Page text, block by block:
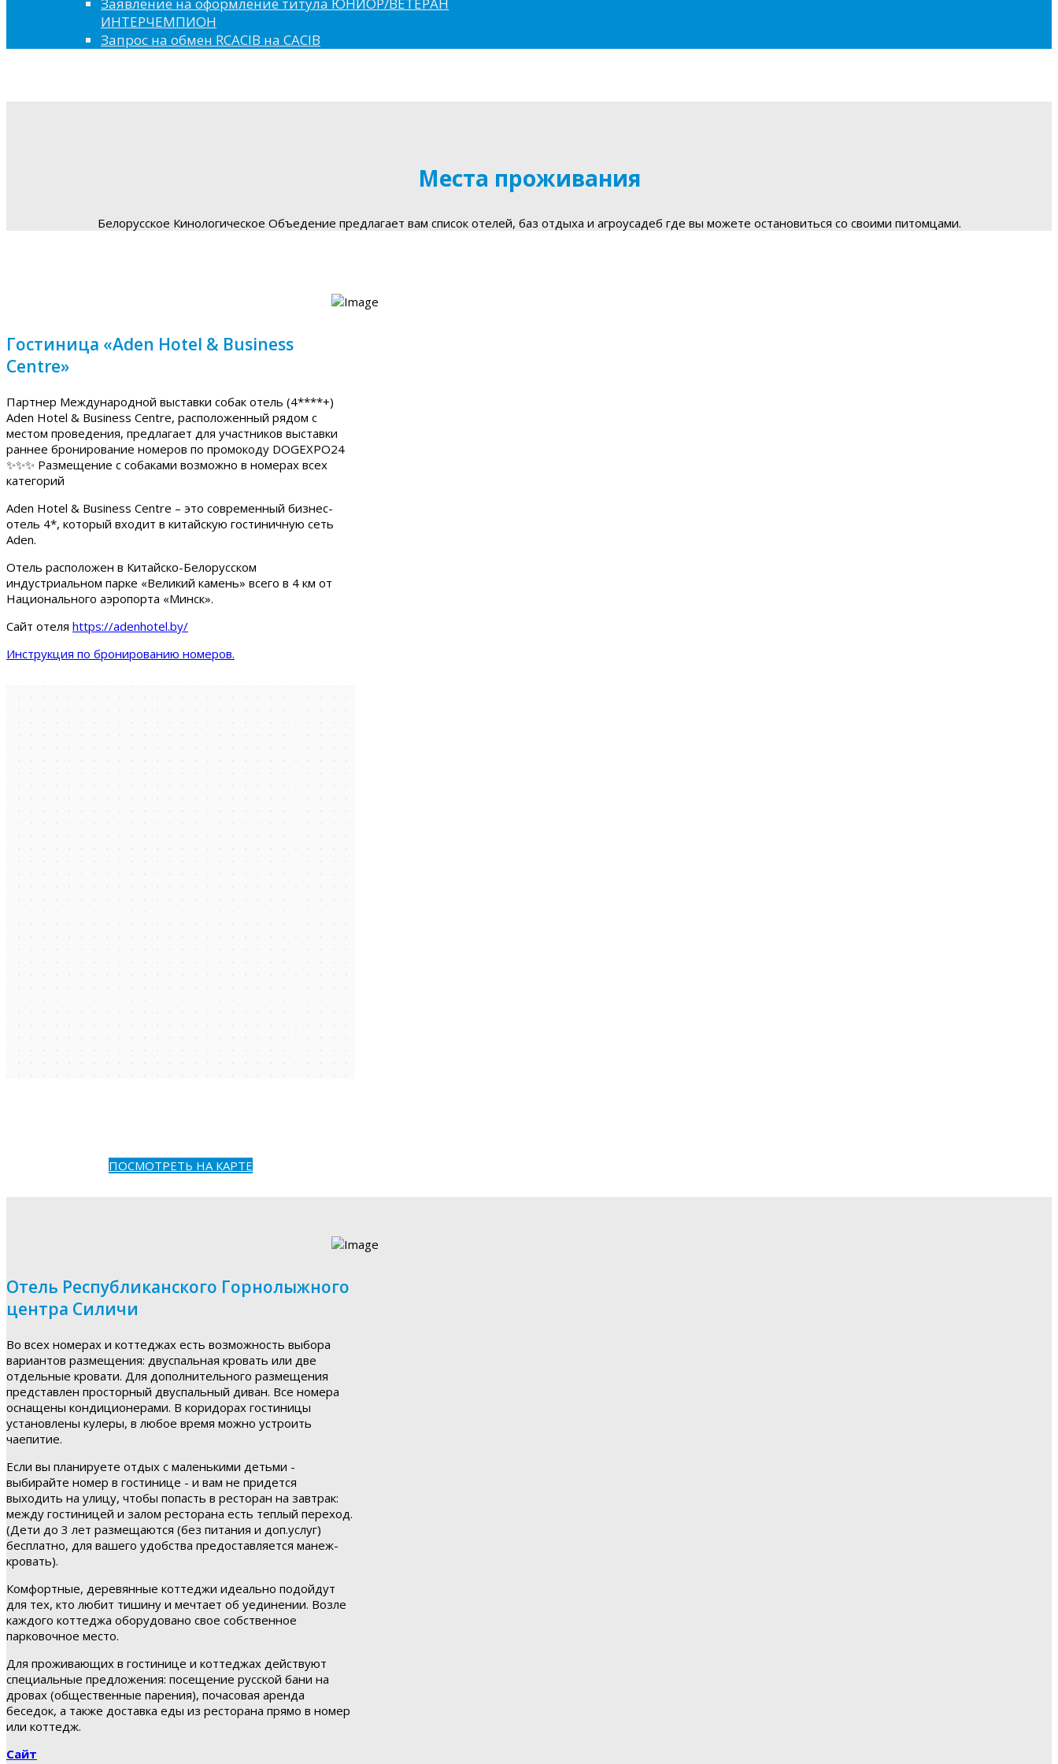
ИНТЕРЧЕМПИОН
Запрос на обмен RCACIB на CACIB
Места проживания
Белорусское Кинологическое Объедение предлагает вам список отелей, баз отдыха и агроусадеб где вы можете остановиться со своими питомцами.
Гостиница «Aden Hotel & Business
Centre»
Партнер Международной выставки собак отель (4****+)
Aden Hotel & Business Centre, расположенный рядом с
местом проведения, предлагает для участников выставки
раннее бронирование номеров по промокоду DOGEXPO24
✨✨✨ Размещение с собаками возможно в номерах всех
категорий
Aden Hotel & Business Centre – это современный бизнес-
отель 4*, который входит в китайскую гостиничную сеть
Aden.
Отель расположен в Китайско-Белорусском
индустриальном парке «Великий камень» всего в 4 км от
Национального аэропорта «Минск».
Сайт отеля https://adenhotel.by/
Инструкция по бронированию номеров.
ПОСМОТРЕТЬ НА КАРТЕ
Отель Республиканского Горнолыжного
центра Силичи
Во всех номерах и коттеджах есть возможность выбора
вариантов размещения: двуспальная кровать или две
отдельные кровати. Для дополнительного размещения
представлен просторный двуспальный диван. Все номера
оснащены кондиционерами. В коридорах гостиницы
установлены кулеры, в любое время можно устроить
чаепитие.
Если вы планируете отдых с маленькими детьми -
выбирайте номер в гостинице - и вам не придется
выходить на улицу, чтобы попасть в ресторан на завтрак:
между гостиницей и залом ресторана есть теплый переход.
(Дети до 3 лет размещаются (без питания и доп.услуг)
бесплатно, для вашего удобства предоставляется манеж-
кровать).
Комфортные, деревянные коттеджи идеально подойдут
для тех, кто любит тишину и мечтает об уединении. Возле
каждого коттеджа оборудовано свое собственное
парковочное место.
Для проживающих в гостинице и коттеджах действуют
специальные предложения: посещение русской бани на
дровах (общественные парения), почасовая аренда
беседок, а также доставка еды из ресторана прямо в номер
или коттедж.
Сайт